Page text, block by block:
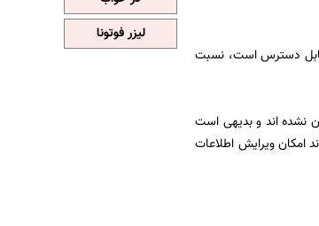
قابل دسترس است، نسبت
نشده اند و بدیهی است
امکان ویرایش اطلاعات
لیزر فوتونا